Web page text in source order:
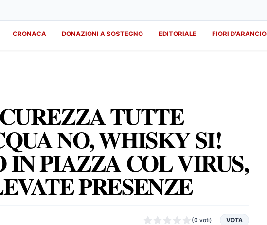
CRONACA DONAZIONI A SOSTEGNO EDITORIALE FIORI D'ARANCIO
TUTTE
NO, WHISKY SI!
IN PIAZZA COL VIRUS,
PRESENZE
(0 voti) VOTA